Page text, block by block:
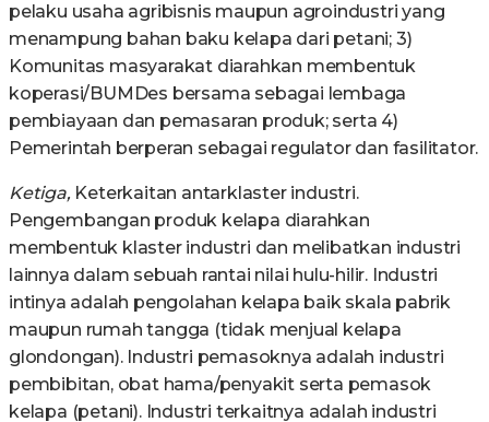
pelaku usaha agribisnis maupun agroindustri yang
menampung bahan baku kelapa dari petani; 3)
Komunitas masyarakat diarahkan membentuk
koperasi/BUMDes bersama sebagai lembaga
pembiayaan dan pemasaran produk; serta 4)
Pemerintah berperan sebagai regulator dan fasilitator.
Ketiga, Keterkaitan antarklaster industri.
Pengembangan produk kelapa diarahkan
membentuk klaster industri dan melibatkan industri
lainnya dalam sebuah rantai nilai hulu-hilir. Industri
intinya adalah pengolahan kelapa baik skala pabrik
maupun rumah tangga (tidak menjual kelapa
glondongan). Industri pemasoknya adalah industri
pembibitan, obat hama/penyakit serta pemasok
kelapa (petani). Industri terkaitnya adalah industri